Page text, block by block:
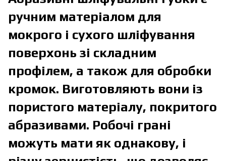
ручним матеріалом для
мокрого і сухого шліфування
поверхонь зі складним
профілем, а також для обробки
кромок. Виготовляють вони із
пористого матеріалу, покритого
абразивами. Робочі грані
можуть мати як однакову, і